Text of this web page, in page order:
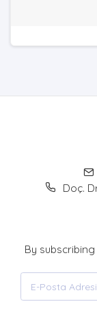
Doç.
By